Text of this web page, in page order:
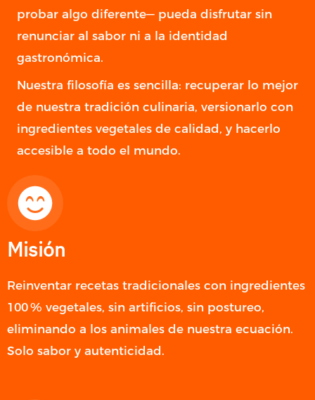
probar algo diferente— pueda disfrutar sin
renunciar al sabor ni a la identidad
gastronómica.
Nuestra filosofía es sencilla: recuperar lo mejor
de nuestra tradición culinaria, versionarlo con
ingredientes vegetales de calidad, y hacerlo
accesible a todo el mundo.
Misión
Reinventar recetas tradicionales con ingredientes
100 % vegetales, sin artificios, sin postureo,
eliminando a los animales de nuestra ecuación.
Solo sabor y autenticidad.